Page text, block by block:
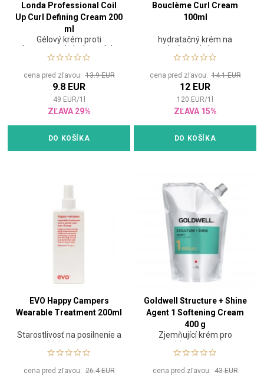
Londa Professional Coil
Up Curl Defining Cream 200
ml
Gélový krém proti
krepovateniu kučeravých
vlasov
cena pred zľavou:13.9 EUR
9.8 EUR
49 EUR/1
ZĽAVA 29%
DO KOŠÍKA
Bouclème Curl Cream
100ml
hydratačný krém na
kučeravé vlasy
cena pred zľavou:14.1 EUR
12 EUR
120 EUR/1
ZĽAVA 15%
DO KOŠÍKA
EVO Happy Campers
Wearable Treatment 200ml
Starostlivosť na posilnenie a
poddajnosť vlasov
cena pred zľavou:26.4 EUR
Goldwell Structure + Shine
Agent 1 Softening Cream
400 g
Zjemňující krém pro
vyhlazení vlasů
cena pred zľavou:43 EUR